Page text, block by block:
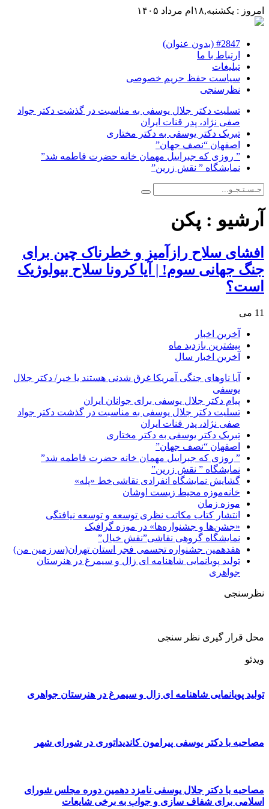
امروز : یکشنبه,۱۸ام مرداد ۱۴۰۵
#2847 (بدون عنوان)
ارتباط با ما
تبلیغات
سیاست حفظ حریم خصوصی
نظرسنجی
تسلیت دکتر جلال یوسفی به مناسبت در گذشت دکتر جواد
صفی نژاد، پدر قنات ایران
تبریک دکتر یوسفی به دکتر مختاری
اصفهان “نصف جهان”
” روزی که جبراییل مهمان خانه حضرت فاطمه شد”
نمایشگاه ” نقش زرین”
آرشیو : پکن
افشای سلاح رازآمیز و خطرناک چین برای
جنگ جهانی سوم! | آیا کرونا سلاح بیولوژیک
است؟
11 می
آخرین اخبار
بیشترین بازدید ماه
آخرین اخبار سال
آیا ناوهای جنگی آمریکا غرق شدنی هستند یا خیر/ دکتر جلال
یوسفی
پیام دکتر جلال یوسفی برای جوانان ایران
تسلیت دکتر جلال یوسفی به مناسبت در گذشت دکتر جواد
صفی نژاد، پدر قنات ایران
تبریک دکتر یوسفی به دکتر مختاری
اصفهان “نصف جهان”
” روزی که جبراییل مهمان خانه حضرت فاطمه شد”
نمایشگاه ” نقش زرین”
گشایش نمایشگاه انفرادی نقاشی‌خط «پله»
خانه‌موزه محیط‌ زیست اوشان
موزه زمان
انتشار کتاب مکاتب نظری توسعه و توسعه نیافتگی
«جشن‌ها و جشنواره‌ها» در موزه گرافیک
نمایشگاه گروهی نقاشی”نقش خیال”
هفدهمین جشنواره تجسمی فجر استان تهران(سرزمین من)
تولید پویانمایی شاهنامه ای زال و سیمرغ در هنرستان
جواهری
نظرسنجی
محل قرار گیری نظر سنجی
ویدئو
تولید پویانمایی شاهنامه ای زال و سیمرغ در هنرستان جواهری
مصاحبه با دکتر یوسفی پیرامون کاندیداتوری در شورای شهر
مصاحبه با دکتر جلال یوسفی نامزد دهمین دوره مجلس شورای
اسلامی برای شفاف سازی و جواب به برخی شایعات